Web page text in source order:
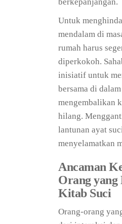
Untuk
mendalam di
rumah harus
diperkokoh.
inisiatif untuk
bersama di
mengembalikan
hilang.
lantunan ayat
menyelamatkan
Ancaman
Orang yang
Kitab Suci
Orang-orang